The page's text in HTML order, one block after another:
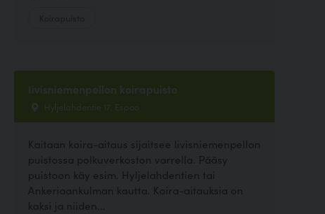
Iivisniemenpellon koirapuisto
Hyljelahdentie 17, Espoo
Kaitaan koira-aitaus sijaitsee Iivisniemenpellon
puistossa polkuverkoston varrella. Pääsy
puistoon käy esim. Hyljelahdentien tai
Ankeriaankulman kautta. Koira-aitauksia on
kaksi ja niiden...